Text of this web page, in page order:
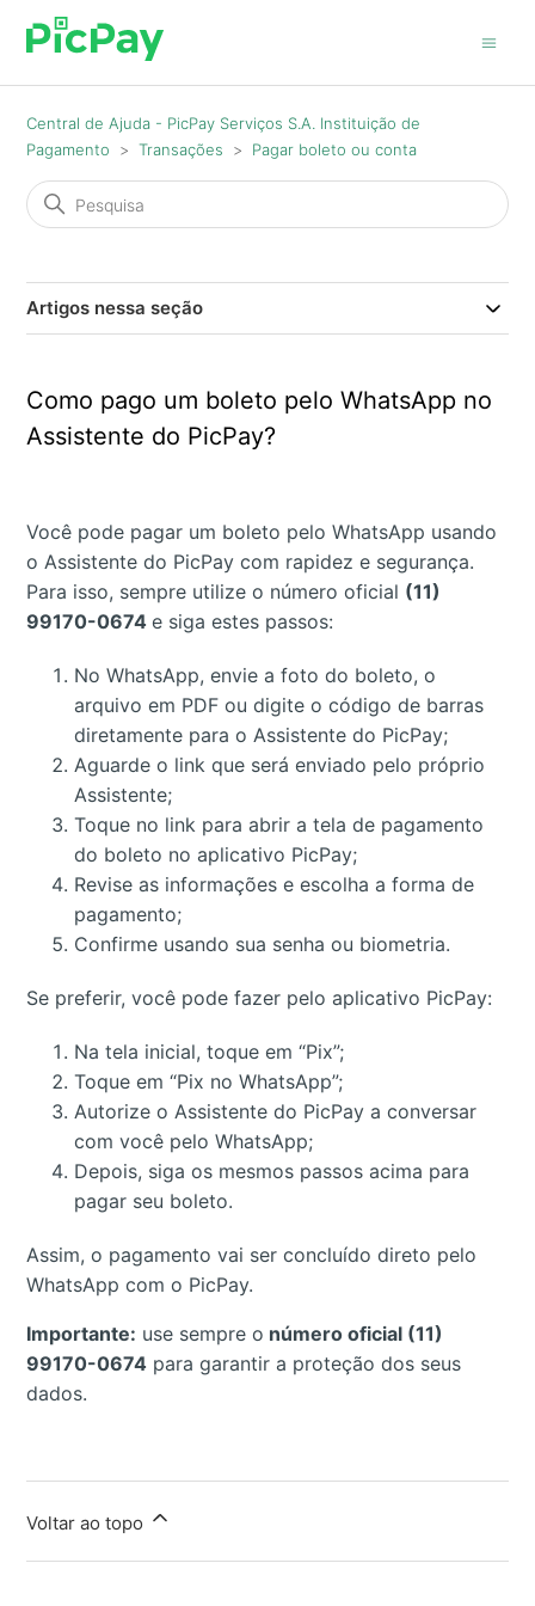
Central de Ajuda - PicPay Serviços S.A. Instituição de
Pagamento
Transações Pagar boleto ou conta
Artigos nessa seção
Como pago um boleto pelo WhatsApp no
Assistente do PicPay?
Você pode pagar um boleto pelo WhatsApp usando
o Assistente do PicPay com rapidez e segurança.
Para isso, sempre utilize o número oficial (11)
99170-0674e siga estes passos:
No WhatsApp, envie a foto do boleto, o
arquivo em PDF ou digite o código de barras
diretamente para o Assistente do PicPay;
Aguarde o link que será enviado pelo próprio
Assistente;
Toque no link para abrir a tela de pagamento
do boleto no aplicativo PicPay;
Revise as informações e escolha a forma de
pagamento;
Confirme usando sua senha ou biometria.
Se preferir, você pode fazer pelo aplicativo PicPay:
Na tela inicial, toque em “Pix”;
Toque em “Pix no WhatsApp”;
Autorize o Assistente do PicPay a conversar
com você pelo WhatsApp;
Depois, siga os mesmos passos acima para
pagar seu boleto.
Assim, o pagamento vai ser concluído direto pelo
WhatsApp com o PicPay.
Importante: use sempre o número oficial (11)
99170-0674 para garantir a proteção dos seus
dados.
Voltar ao topo